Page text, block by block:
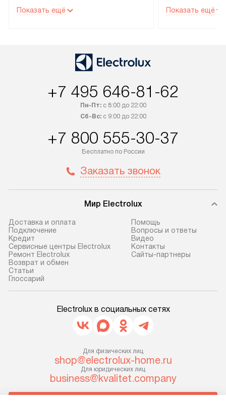
рекомендуем обсудить
со статусом «В наличии» могут
быть отправлены покупателю
интересен товар «Под заказ»,
приобретения с менеджером сайта.
доставляются бесплатно
по Москве в пределах МКАД,
не предусмотрена. После 100%
до представительства
транспортной компании в г. Москва.
Пожалуйста, уточняйте условия
доставки у менеджера при
оформлении заказа.
В оговоренный день служба
доставки доставит упакованный
Если необходимо переместить
прибор до места установки,
уточните это с менеджером.
За данную услугу взимается
дополнительная плата. Важно
Показать ещё
партнера
по монтажу
материалы.
предполагают,
установленной
включает в
подключение к
коммуникациям,
и консультацию
Показать ещё
+7 495 646-81-62
Пн-Пт:с 8:00 до 22:00
Сб-Вс:с 9:00 до 22:00
+7 800 555-30-37
Бесплатно по России
Заказать звонок
Мир Electrolux
Доставка и оплата
Подключение
Кредит
Сервисные центры Electrolux
Ремонт Electrolux
Возврат и обмен
Cтатьи
Глоссарий
Помощь
Вопросы и ответы
Видео
Контакты
Сайты-партнеры
Electrolux в социальных сетях
Для физических лиц
shop@electrolux-home.ru
Для юридических лиц
business@kvalitet.company